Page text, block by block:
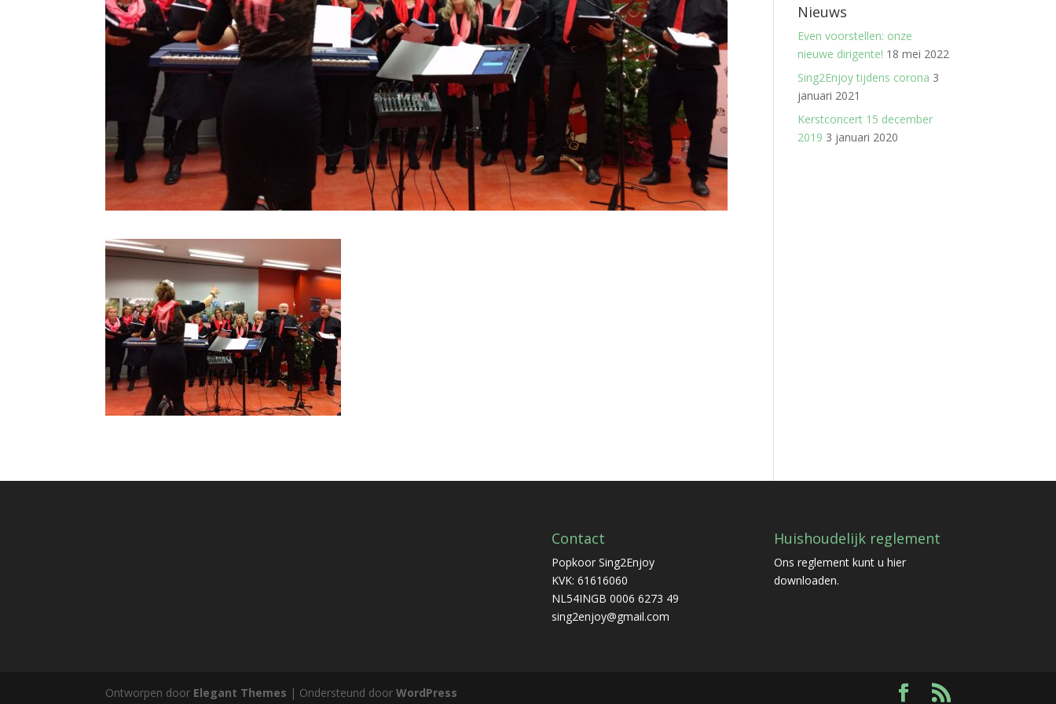
Nieuws
Even voorstellen: onze
nieuwe dirigente! 18 mei 2022
Sing2Enjoy tijdens corona 3
januari 2021
Kerstconcert 15 december
2019 3 januari 2020
Contact
Popkoor Sing2Enjoy
KVK: 61616060
NL54INGB 0006 6273 49
sing2enjoy@gmail.com
Huishoudelijk reglement
Ons reglement kunt uhier
downloaden.
Ontworpen door Elegant Themes | Ondersteund doorWordPress